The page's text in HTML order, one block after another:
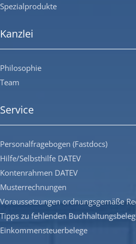
Spezialprodukte
Kanzlei
Philosophie
Team
Service
Personalfragebogen (Fastdocs)
Hilfe/Selbsthilfe DATEV
Kontenrahmen DATEV
Musterrechnungen
Voraussetzungen ordnungsgemäße
Tipps zu fehlenden
Einkommensteuerbelege